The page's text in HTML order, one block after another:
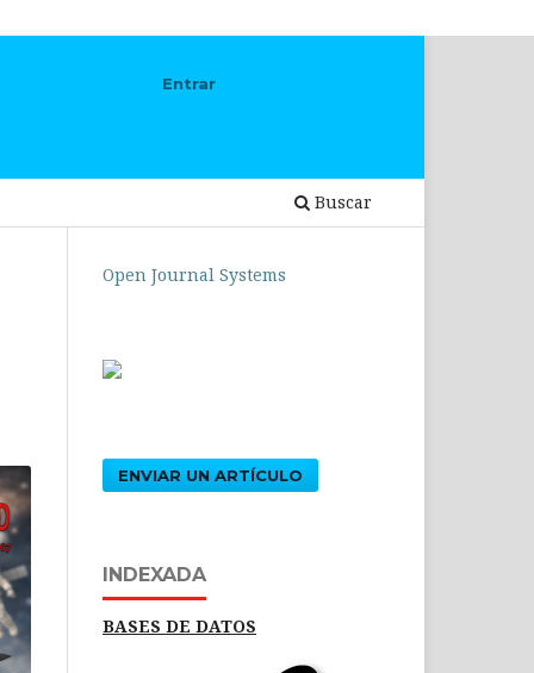
Buscar
Entrar
Open Journal Systems
ENVIAR UN ARTÍCULO
INDEXADA
BASES DE DATOS